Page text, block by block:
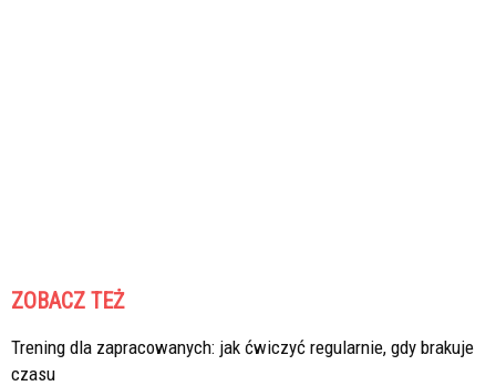
ZOBACZ TEŻ
Trening dla zapracowanych: jak ćwiczyć regularnie, gdy brakuje
czasu